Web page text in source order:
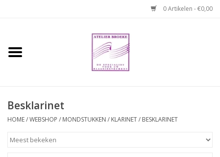
0 Artikelen - €0,00
Home
Reparaties en
Besklarinet
HOME/WEBSHOP / MONDSTUKKEN / KLARINET/ BESKLARINET